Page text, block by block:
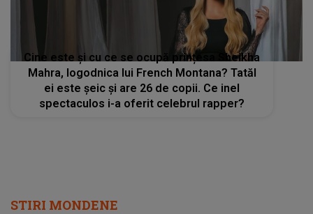
Cine este și cu ce se ocupă prințesa Sheikha
Mahra, logodnica lui French Montana? Tatăl
ei este șeic și are 26 de copii. Ce inel
spectaculos i-a oferit celebrul rapper?
STIRI MONDENE